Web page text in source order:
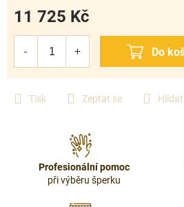
Tisk Zeptat se Hlídat
11 725 Kč
Profesionální pomoc
při výběru šperku